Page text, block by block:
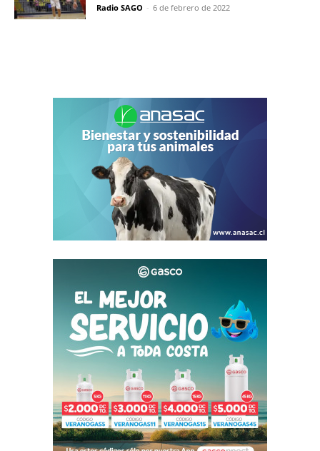
Radio SAGO - 6 de febrero de 2022